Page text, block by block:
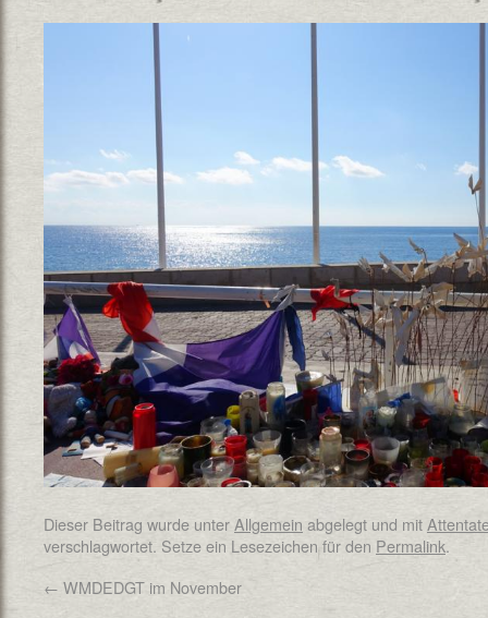
Dieser Beitrag wurde unter Allgemein abgelegt und mit
verschlagwortet. Setze ein Lesezeichen für den Permalink.
← WMDEDGT im November